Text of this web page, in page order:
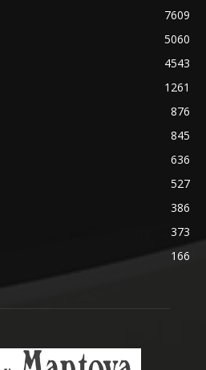
7609
5060
4543
1261
876
845
636
527
386
373
166